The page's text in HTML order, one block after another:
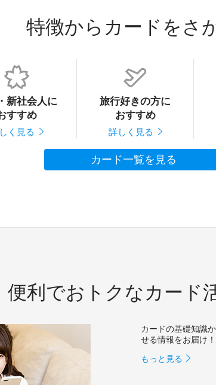
特徴からカードをさ
新社会人に
すすめ
く見る
旅行好きの方に
おすすめ
詳しく見る
カード一覧を見る
便利でおトクなカード
カードの基礎知識
せる情報をお届け！
もっと見る